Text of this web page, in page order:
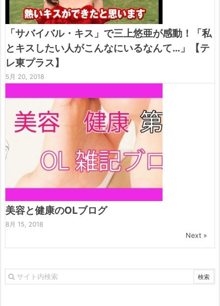
「サバイバル・キス」で三上悠亜が感動！「私
とキスしたい人がこんなにいるなんて…」【テ
レ東プラス】
5月 20, 2018
美容と健康のOLブログ
8月 15, 2018
Next »